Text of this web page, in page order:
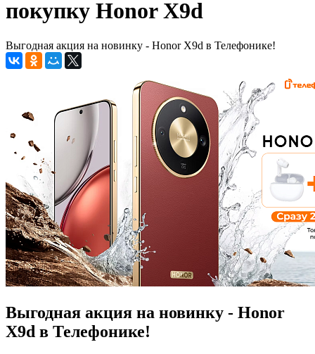
покупку Honor X9d
Выгодная акция на новинку - Honor X9d в Телефонике!
Выгодная акция на новинку - Honor
X9d в Телефонике!